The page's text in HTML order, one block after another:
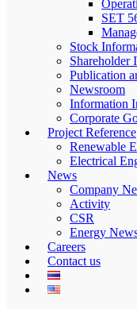
SET
Stock
Shareholder
Publication
Newsroom
Information
Corporate
Project Reference
Renewable
Electrical
News
Company
Activity
CSR
Energy
Careers
Contact us